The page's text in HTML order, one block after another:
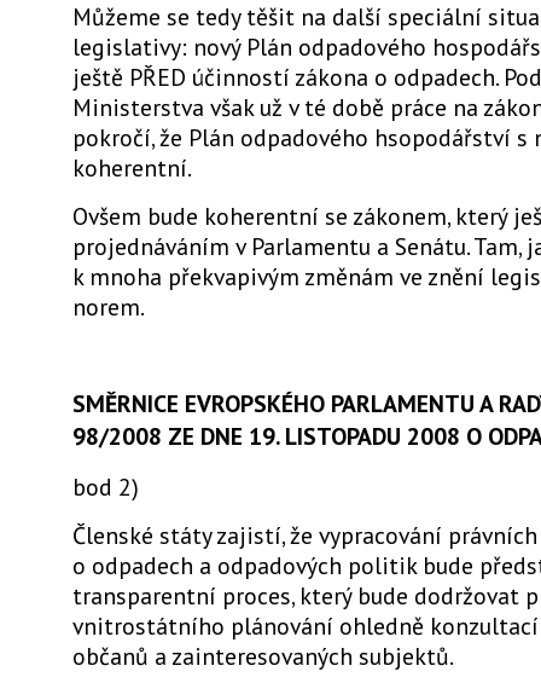
Můžeme se tedy těšit na další speciální
legislativy: nový Plán odpadového
ještě PŘED účinností zákona o odpadech.
Ministerstva však už v té době práce na
pokročí, že Plán odpadového hsopodářství s
koherentní.
Ovšem bude koherentní se zákonem, který
projednáváním v Parlamentu a Senátu. Tam,
k mnoha překvapivým změnám ve znění
norem.
SMĚRNICE EVROPSKÉHO PARLAMENTU A
98/2008 ZE DNE 19. LISTOPADU 2008 O
bod 2)
Členské státy zajistí, že vypracování
o odpadech a odpadových politik bude
transparentní proces, který bude dodržovat
vnitrostátního plánování ohledně
občanů a zainteresovaných subjektů.